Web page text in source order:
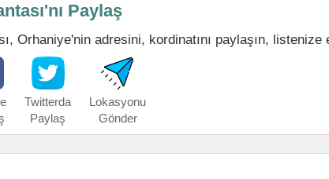
Paylaş
Orhaniye'nin adresini, kordinatını paylaşın, listenize
Twitterda
Paylaş
Lokasyonu
Gönder